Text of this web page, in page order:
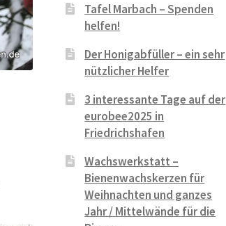
Tafel Marbach – Spenden
helfen!
Der Honigabfüller – ein sehr
nützlicher Helfer
3 interessante Tage auf der
eurobee2025 in
Friedrichshafen
Wachswerkstatt –
Bienenwachskerzen für
Weihnachten und ganzes
Jahr / Mittelwände für die